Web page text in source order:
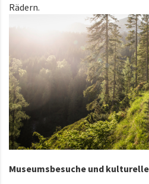
Rädern.
Museumsbesuche und